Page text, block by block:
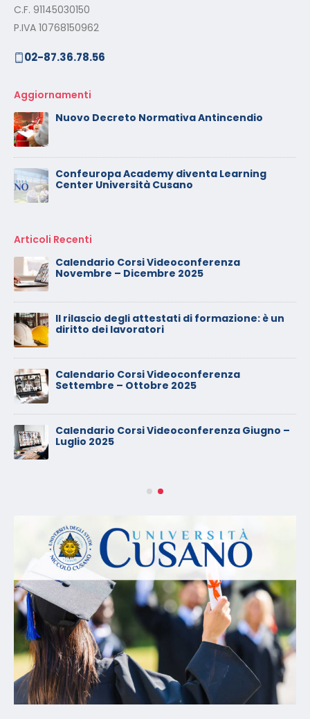
C.F. 91145030150
P.IVA 10768150962
02-87.36.78.56
Aggiornamenti
Nuovo Decreto Normativa Antincendio
Confeuropa Academy diventa Learning
Center Università Cusano
Articoli Recenti
Calendario Corsi Videoconferenza
Novembre – Dicembre 2025
Il rilascio degli attestati di formazione: è un
diritto dei lavoratori
Calendario Corsi Videoconferenza
Settembre – Ottobre 2025
Calendario Corsi Videoconferenza Giugno –
Luglio 2025